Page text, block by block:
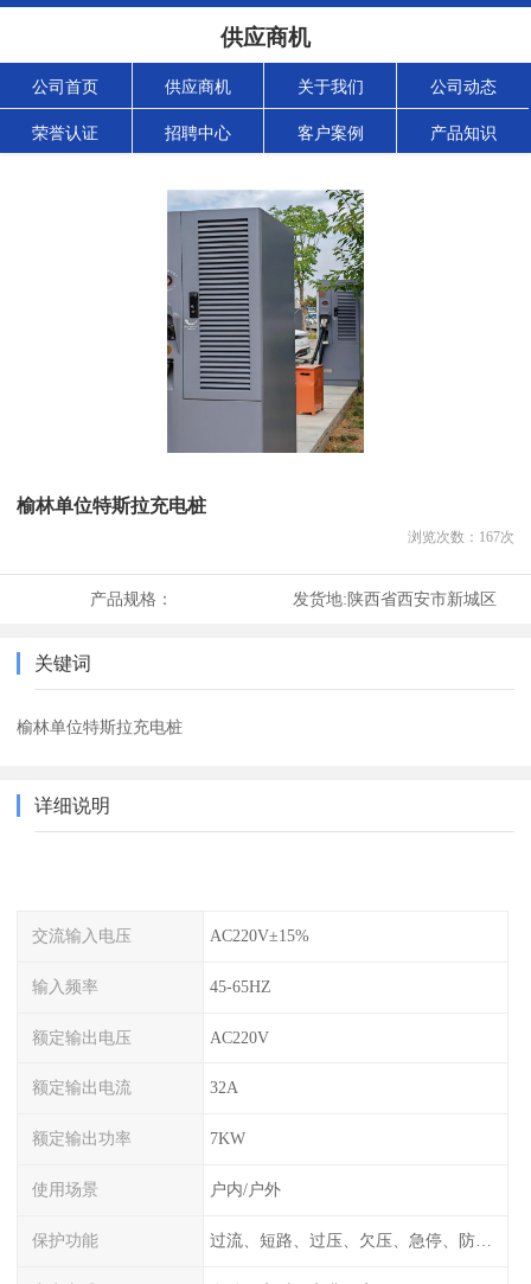
供应商机
公司首页 供应商机 关于我们 公司动态
荣誉认证 招聘中心 客户案例 产品知识
榆林单位特斯拉充电桩
浏览次数： 167次
产品规格： 发货地:陕西省西安市新城区
关键词
榆林单位特斯拉充电桩
详细说明
交流输入电压 AC220V±15%
输入频率 45-65HZ
额定输出电压 AC220V
额定输出电流 32A
额定输出功率 7KW
使用场景 户内/户外
保护功能 过流、短路、过压、欠压、急停、防雷、漏电保护